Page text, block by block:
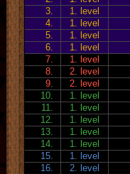
3.
1. level
4.
1. level
5.
1. level
6.
1. level
7.
1. level
8.
2. level
9.
2. level
10.
1. level
11.
1. level
12.
1. level
13.
1. level
14.
1. level
15.
1. level
16.
2. level